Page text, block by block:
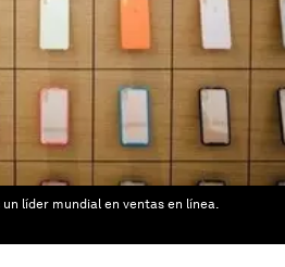
líder mundial en ventas en línea.